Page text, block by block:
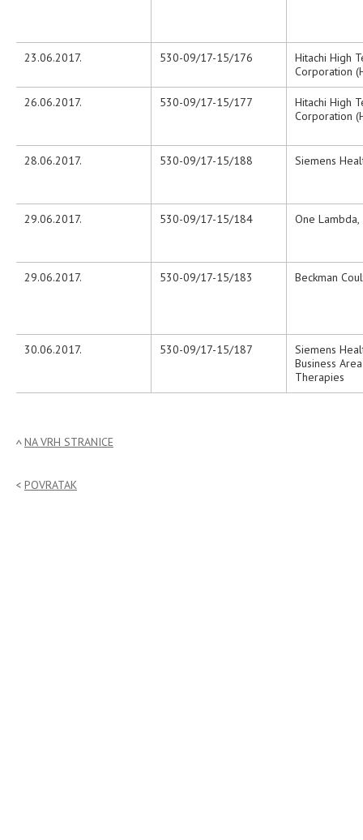
23.06.2017. 530-09/17-15/176
Hitachi High
Corporation
26.06.2017. 530-09/17-15/177
Hitachi High
Corporation
28.06.2017. 530-09/17-15/188 Siemens
29.06.2017. 530-09/17-15/184 One Lambda,
29.06.2017. 530-09/17-15/183 Beckman
30.06.2017. 530-09/17-15/187
Siemens
Business
Therapies
NA VRH STRANICE
POVRATAK